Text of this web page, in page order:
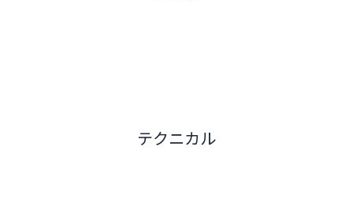
テクニカル